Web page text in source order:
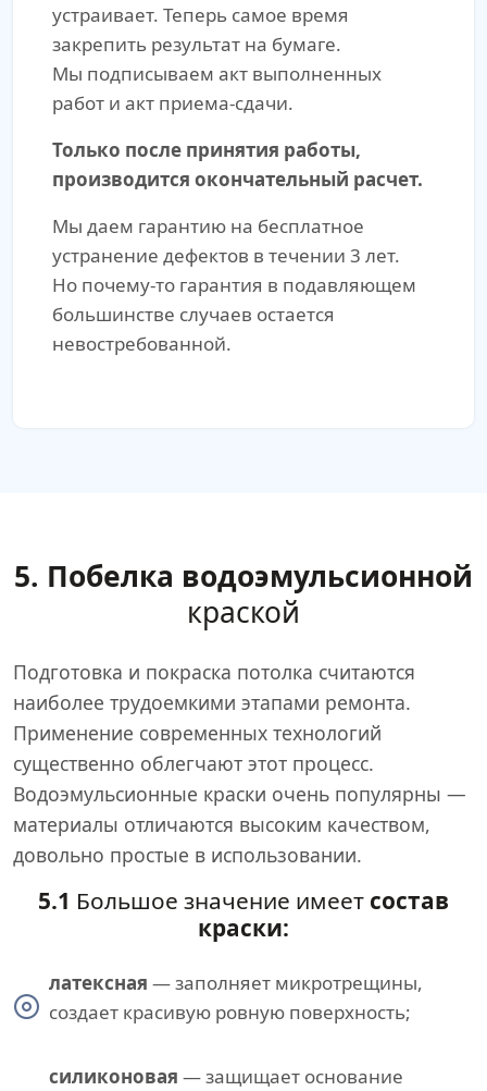
устраивает. Теперь самое время
закрепить результат на бумаге.
Мы подписываем акт выполненных
работ и акт приема-сдачи.
Только после принятия работы,
производится окончательный расчет.
Мы даем гарантию на бесплатное
устранение дефектов в течении 3 лет.
Но почему-то гарантия в подавляющем
большинстве случаев остается
невостребованной.
5. Побелка водоэмульсионной
краской
Подготовка и покраска потолка считаются
наиболее трудоемкими этапами ремонта.
Применение современных технологий
существенно облегчают этот процесс.
Водоэмульсионные краски очень популярны —
материалы отличаются высоким качеством,
довольно простые в использовании.
5.1 Большое значение имеет состав
краски:
латексная — заполняет микротрещины,
создает красивую ровную поверхность;
силиконовая — защищает основание